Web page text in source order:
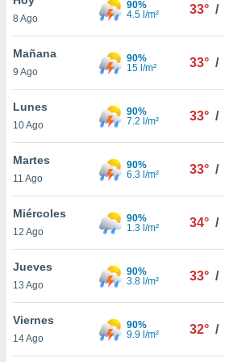
en
más
nuestra
de
cookies
aceptar
8 Ago
90%
4.5 l/m²
33° /
Mañana
9 Ago
90%
15 l/m²
33° /
Lunes
10 Ago
90%
7.2 l/m²
33° /
Martes
11 Ago
90%
6.3 l/m²
33° /
Miércoles
12 Ago
90%
1.3 l/m²
34° /
Jueves
13 Ago
90%
3.8 l/m²
33° /
Viernes
14 Ago
90%
9.9 l/m²
32° /